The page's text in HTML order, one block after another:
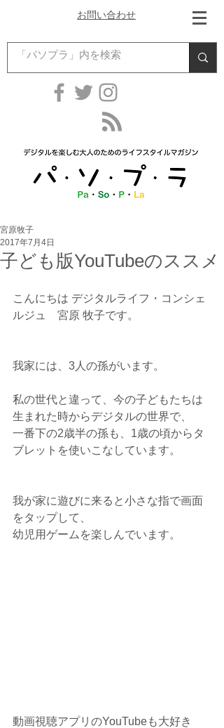
お問い合わせ
子ども版YouTubeのススメ
宮原牧子
2017年7月4日
こんにちは デジタルライフ・コンシェ
ルジュ　宮原 牧子です。
我家には、3人の孫がいます。
私の世代と違って、今の子どもたちは
生まれた時からデジタルの世界で、
一番下の2歳半の孫も、1歳の頃からタ
ブレットを使いこなしています。
我が家に遊びに来ると小さな指で画面
をタップして、
幼児用ゲームを楽しんでいます。
動画視聴アプリのYouTubeも大好き